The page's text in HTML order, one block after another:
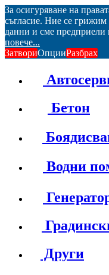
За осигуряване на
съгласие. Ние се
данни и сме предприели
повече...
ЗатвориОпцииРазбрах
Бетон
Водни
Други